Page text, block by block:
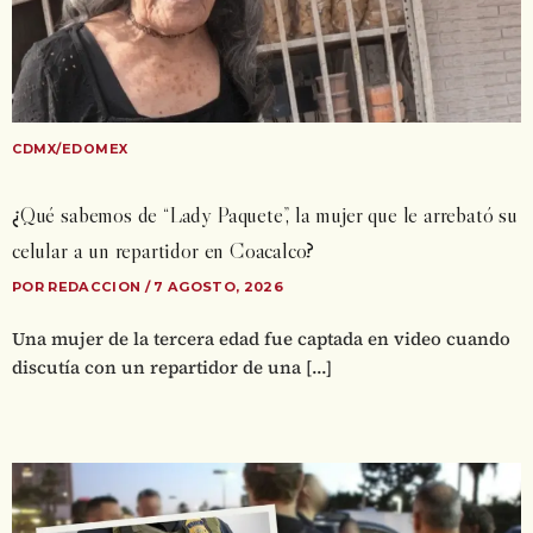
CDMX/EDOMEX
¿Qué sabemos de “Lady Paquete”, la mujer que le arrebató su
celular a un repartidor en Coacalco?
POR REDACCION / 7 AGOSTO, 2026
Una mujer de la tercera edad fue captada en video cuando
discutía con un repartidor de una […]